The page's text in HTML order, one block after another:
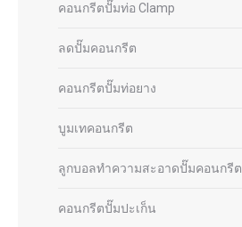
คอนกรีตปั๊มท่อ Clamp
ลดปั๊มคอนกรีต
คอนกรีตปั๊มท่อยาง
บูมเทคอนกรีต
ลูกบอลทำความสะอาดปั๊มคอนกรีต
คอนกรีตปั๊มปะเก็น